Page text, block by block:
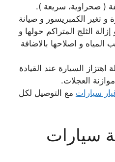
( صحراوية، سريعة ).
و تغير الكمبريسور و صيانة
الثلج المتراكم حولها و
و اصلاحها بالاضافة
السيارة عند القيادة
العجلات.
سيارات مع التوصيل لكل
سيارات